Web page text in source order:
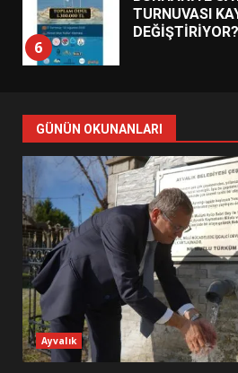
6
TURNUVASI
DEĞİŞTİRİYOR?
7
YENİ YÖNETİM
ŞEKİLLENDİ?
1
AYVALIK SU
HAREKETE
BULUŞMADA
ESA 2026’DA
NEYİ TEMSİL
GÜNÜN OKUNANLARI
Ayvalık